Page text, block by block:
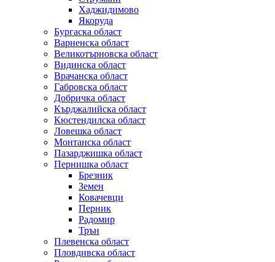
Хаджидимово
Якоруда
Бургаска област
Варненска област
Великотърновска област
Видинска област
Врачанска област
Габровска област
Добричка област
Кърджалийска област
Кюстендилска област
Ловешка област
Монтанска област
Пазарджишка област
Пернишка област
Брезник
Земен
Ковачевци
Перник
Радомир
Трън
Плевенска област
Пловдивска област